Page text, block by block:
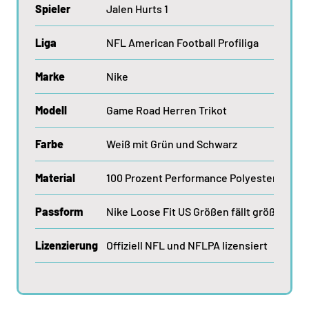
Spieler Jalen Hurts 1
Liga NFL American Football Profiliga
Marke Nike
Modell Game Road Herren Trikot
Farbe Weiß mit Grün und Schwarz
Material 100 Prozent Performance Polyester Move
Passform Nike Loose Fit US Größen fällt größer aus
Lizenzierung Offiziell NFL und NFLPA lizensiert